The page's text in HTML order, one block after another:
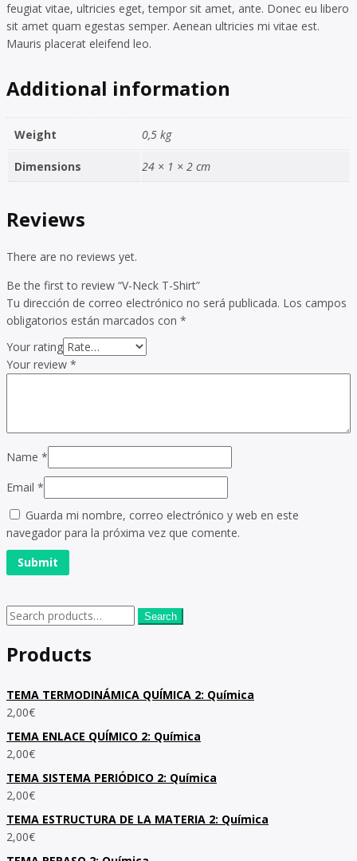
feugiat vitae, ultricies eget, tempor sit amet, ante. Donec eu libero
sit amet quam egestas semper. Aenean ultricies mi vitae est.
Mauris placerat eleifend leo.
Additional information
Weight 0,5 kg
Dimensions 24 × 1 × 2 cm
Reviews
There are no reviews yet.
Be the first to review “V-Neck T-Shirt”
Tu dirección de correo electrónico no será publicada. Los campos
obligatorios están marcados con *
Your rating
Your review *
Name *
Email *
Guarda mi nombre, correo electrónico y web en este
navegador para la próxima vez que comente.
Search
Products
TEMA TERMODINÁMICA QUÍMICA 2: Química
2,00€
TEMA ENLACE QUÍMICO 2: Química
2,00€
TEMA SISTEMA PERIÓDICO 2: Química
2,00€
TEMA ESTRUCTURA DE LA MATERIA 2: Química
2,00€